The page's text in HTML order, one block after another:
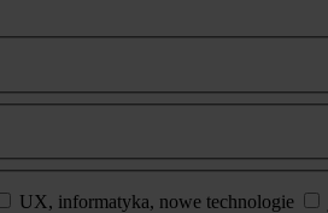
UX, informatyka, nowe technologie